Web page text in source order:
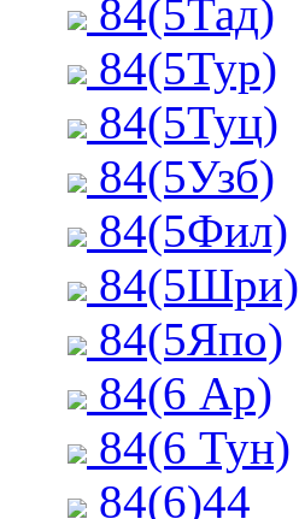
84(5Тад)
84(5Тур)
84(5Туц)
84(5Узб)
84(5Фил)
84(5Шри)
84(5Япо)
84(6 Ар)
84(6 Тун)
84(6)44